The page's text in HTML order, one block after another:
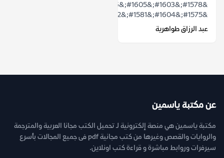
&#1575;&#1604;&#1581;&#1602;&#1610;&...
عبد الرزاق طواهرية
عن مكتبة ياسمين
مكتبة ياسمين هي منصة إلكترونية لـ تحميل الكتب مجانا العربية والمترجمة
والروايات والقصص وغيرها من كتب مجانية pdf فى جميع المجالات بأسرع
سيرفرات وروابط مباشرة و قراءة كتب اونلاين.